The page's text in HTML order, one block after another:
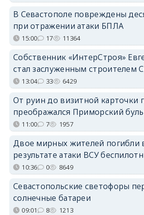
В Севастополе повреждены
при отражении атаки БПЛА
15:00 17 11364
Собственник «ИнтерСтроя»
стал заслуженным строителем
13:04 33 6429
От руин до визитной карточки
преображался Приморский
11:00 7 1957
Двое мирных жителей погибли
результате атаки ВСУ
10:36 0 8649
Севастопольские светофоры
солнечные батареи
09:01 8 1213